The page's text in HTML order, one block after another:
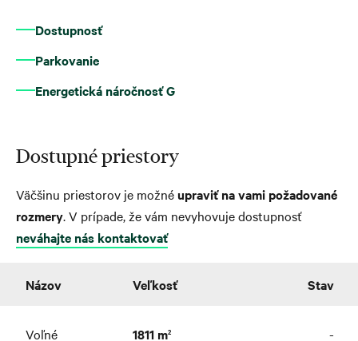
Dostupnosť
Parkovanie
Energetická náročnosť G
Dostupné priestory
Väčšinu priestorov je možnéupraviť na vami požadované
rozmery. V prípade, že vám nevyhovuje dostupnosť
neváhajte nás kontaktovať
Názov Veľkosť Stav
Voľné
1811 m2 -